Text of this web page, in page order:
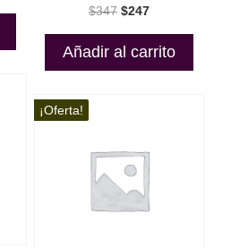
$347 El
original
era:
$247El
actual
es:
Añadir al carrito
¡Oferta!